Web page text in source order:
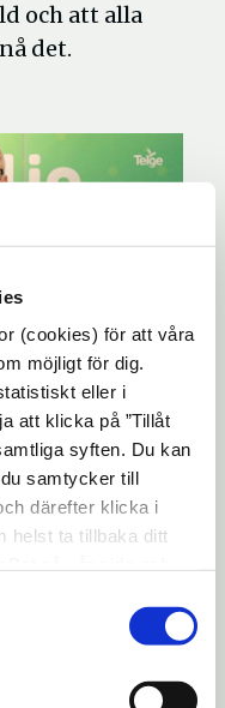
(cookies) för att våra
möjligt för dig.
eller i
att klicka på ”Tillåt
syften. Du kan
samtycker till
därefter klicka i
helst ta tillbaka ditt
används och
och behandlar
och att alla
det.
scoutkår
till den ledare